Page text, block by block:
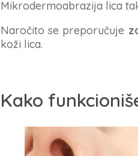
Mikrodermoabrazija lica
Naročito se preporučuje
koži lica.
Kako